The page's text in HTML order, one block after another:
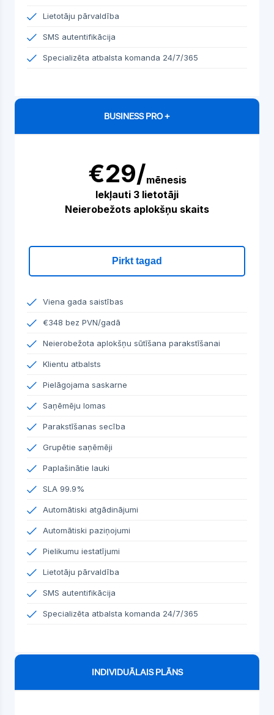
Lietotāju pārvaldība
SMS autentifikācija
Specializēta atbalsta komanda 24/7/365
BUSINESS PRO +
€29/mēnesis
Iekļauti 3 lietotāji
Neierobežots aplokšņu skaits
Pirkt tagad
Viena gada saistības
€348 bez PVN/gadā
Neierobežota aplokšņu sūtīšana parakstīšanai
Klientu atbalsts
Pielāgojama saskarne
Saņēmēju lomas
Parakstīšanas secība
Grupētie saņēmēji
Paplašinātie lauki
SLA 99.9%
Automātiski atgādinājumi
Automātiski paziņojumi
Pielikumu iestatījumi
Lietotāju pārvaldība
SMS autentifikācija
Specializēta atbalsta komanda 24/7/365
INDIVIDUĀLAIS PLĀNS